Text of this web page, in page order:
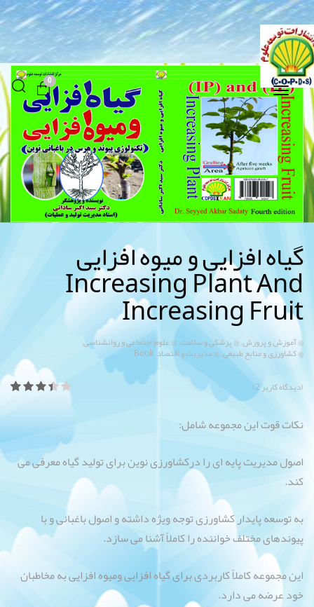
Toggle
navigation
0
گیاه افزایی و میوه افزایی
Increasing Plant And
Increasing Fruit
@ آموزش و پرورش,@ پزشکی و سلامت,@ علوم اجتماعی و روانشناسی,
@ کشاورزی و منابع طبیعی,@ مدیریت و اقتصاد,
Book
(دیدگاه کاربر2
)
نکات قوت این مجموعه شامل:
اصول مدیریت پایه ای را درکشاورزی نوین برای تولید گیاه معرفی می
کند.
به توسعه پایدار کشاورزی توجه ویژه داشته و اصول باغبانی و با
پیوندهای مختلف خواننده را کاملاً آشنا می سازد.
این مجموعه کاملاً کاربردی برای گیاه افزایی ومیوه افزایی به مخاطبان
خود عرضه می دارد.